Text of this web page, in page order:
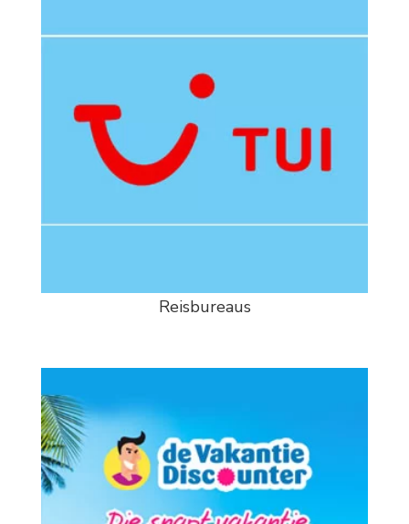
Reisbureaus